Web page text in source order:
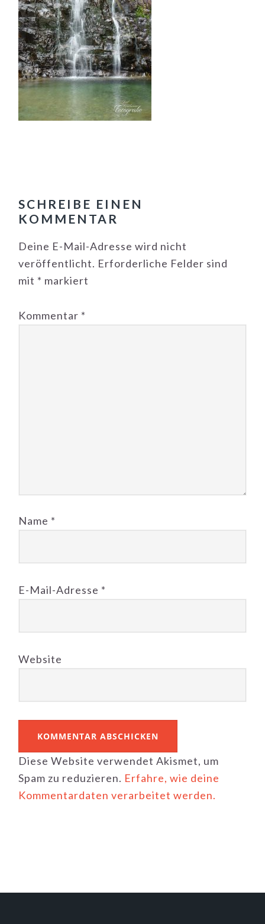
SCHREIBE EINEN
KOMMENTAR
Deine E-Mail-Adresse wird nicht
veröffentlicht. Erforderliche Felder sind
mit * markiert
Kommentar *
Name *
E-Mail-Adresse *
Website
Diese Website verwendet Akismet, um
Spam zu reduzieren. Erfahre, wie deine
Kommentardaten verarbeitet werden.